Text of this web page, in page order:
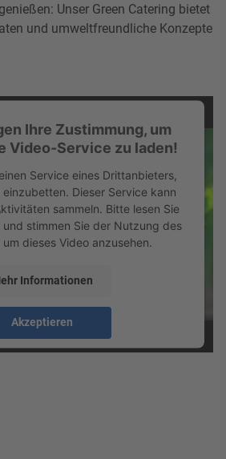
Unser Green Catering bietet
und umweltfreundliche Konzepte
Ihre Zustimmung, um
Video-Service zu laden!
Service eines Drittanbieters,
einzubetten. Dieser Service kann
sammeln. Bitte lesen Sie
stimmen Sie der Nutzung des
dieses Video anzusehen.
Informationen
Akzeptieren
Consent Management